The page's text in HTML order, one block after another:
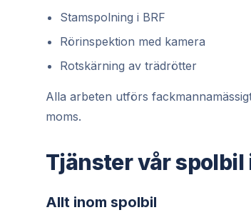
Stamspolning i BRF
Rörinspektion med kamera
Rotskärning av trädrötter
Alla arbeten utförs
moms.
Tjänster vår spolbil
Allt inom spolbil